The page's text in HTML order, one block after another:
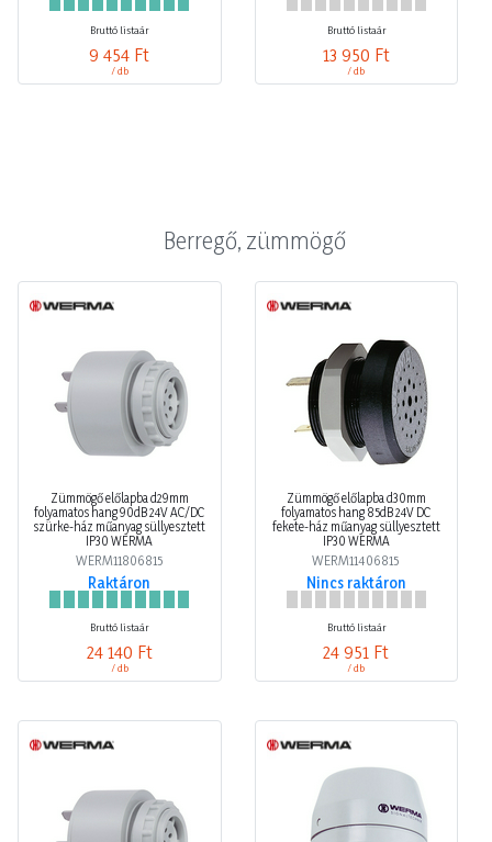
Bruttó listaár
9 454 Ft
/ db
Bruttó listaár
13 950 Ft
/ db
Berregő, zümmögő
Zümmögő előlapba d29mm
folyamatos hang 90dB 24V AC/DC
szürke-ház műanyag süllyesztett
IP30 WERMA
WERM11806815
Raktáron
Bruttó listaár
24 140 Ft
/ db
Zümmögő előlapba d30mm
folyamatos hang 85dB 24V DC
fekete-ház műanyag süllyesztett
IP30 WERMA
WERM11406815
Nincs raktáron
Bruttó listaár
24 951 Ft
/ db